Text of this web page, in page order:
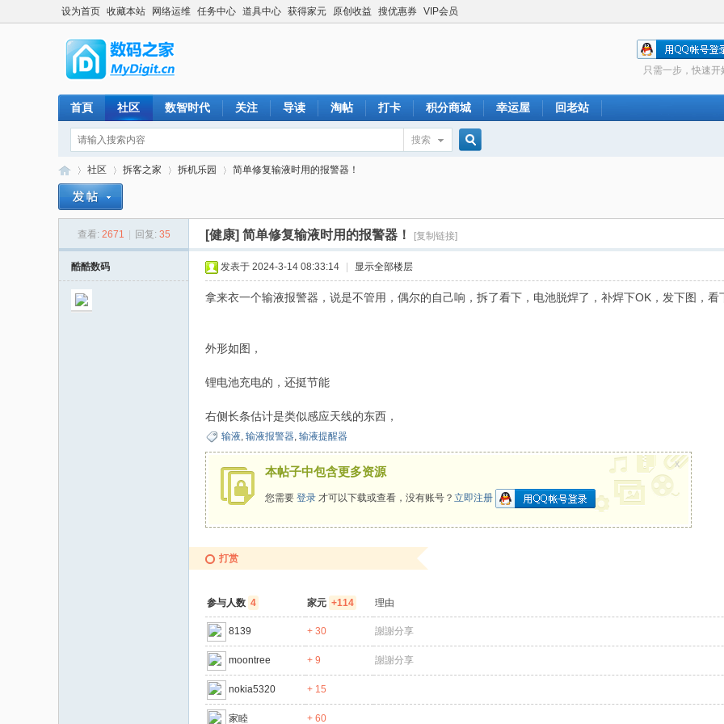
设为首页 收藏本站 网络运维 任务中心 道具中心 获得家元 原创收益 搜优惠券 VIP会员
只需一步，快速开
首頁 社区 数智时代 关注 导读 淘帖 打卡 积分商城 幸运屋 回老站
搜索
社区
›
拆客之家
›
拆机乐园
›
简单修复输液时用的报警器！
查看: 2671 回复: 35 [健康] 简单修复输液时用的报警器！ [复制链接]
酷酷数码 发表于 2024-3-14 08:33:14 显示全部楼层
拿来衣一个输液报警器，说是不管用，偶尔的自己响，拆了看下，电池脱焊了，补焊下OK，发下图，
外形如图，
锂电池充电的，还挺节能
右侧长条估计是类似感应天线的东西，
输液, 输液报警器, 输液提醒器
本帖子中包含更多资源
您需要 登录 才可以下载或查看，没有账号？ 立即注册
x
打赏
参与人数 4 家元 +114 理由
8139 + 30 謝謝分享
moontree + 9 謝謝分享
nokia5320 + 15
家睦 + 60